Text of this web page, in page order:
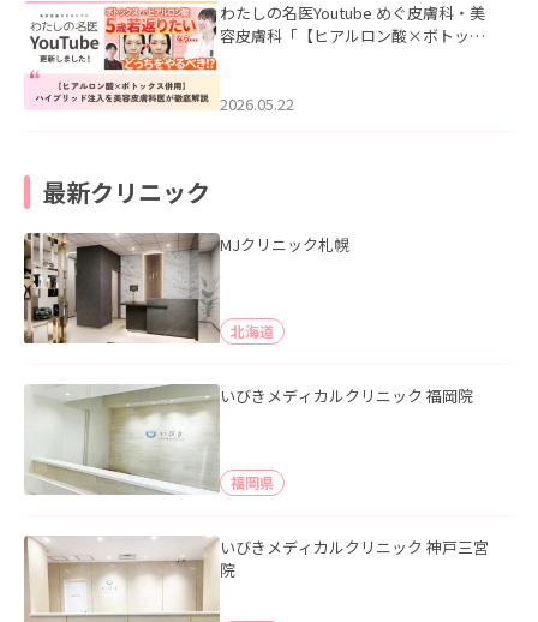
わたしの名医Youtube めぐ皮膚科・美
容皮膚科「【ヒアルロン酸×ボトック
た。
2026.05.22
最新クリニック
MJクリニック札幌
北海道
いびきメディカルクリニック 福岡院
福岡県
いびきメディカルクリニック 神戸三宮
院